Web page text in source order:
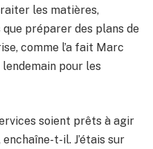
les matières,
préparer des plans de
comme l’a fait Marc
pour les
soient prêts à agir
t-il. J’étais sur